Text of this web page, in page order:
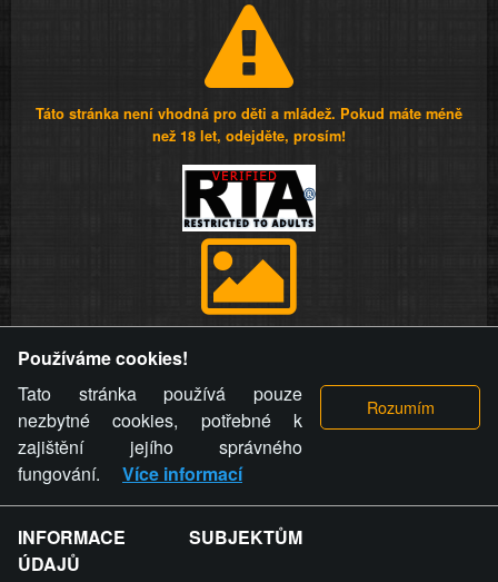
Táto stránka není vhodná pro děti a mládež. Pokud máte méně
než 18 let, odejděte, prosím!
videa a komentáře. Osoba, které se toto opatření provozovatele
stránky týče, ani osoba, která umístila fotografii nebo video na
stránku, nemůže z důvodu odstranění fotografie, videa nebo
komentáře pro výše uvedenou okolnost uplatnit vůči
provozovateli stránky žádný nárok na náhradu škody nebo
nemajetkové újmy.
ZVRÁCENÝ.CZ - Svět není zvrácenej. To jen
Používáme cookies!
Tato stránka používá pouze
nezbytné cookies, potřebné k
zajištění jejího správného
fungování.
Více informací
INFORMACE SUBJEKTŮM
ÚDAJŮ